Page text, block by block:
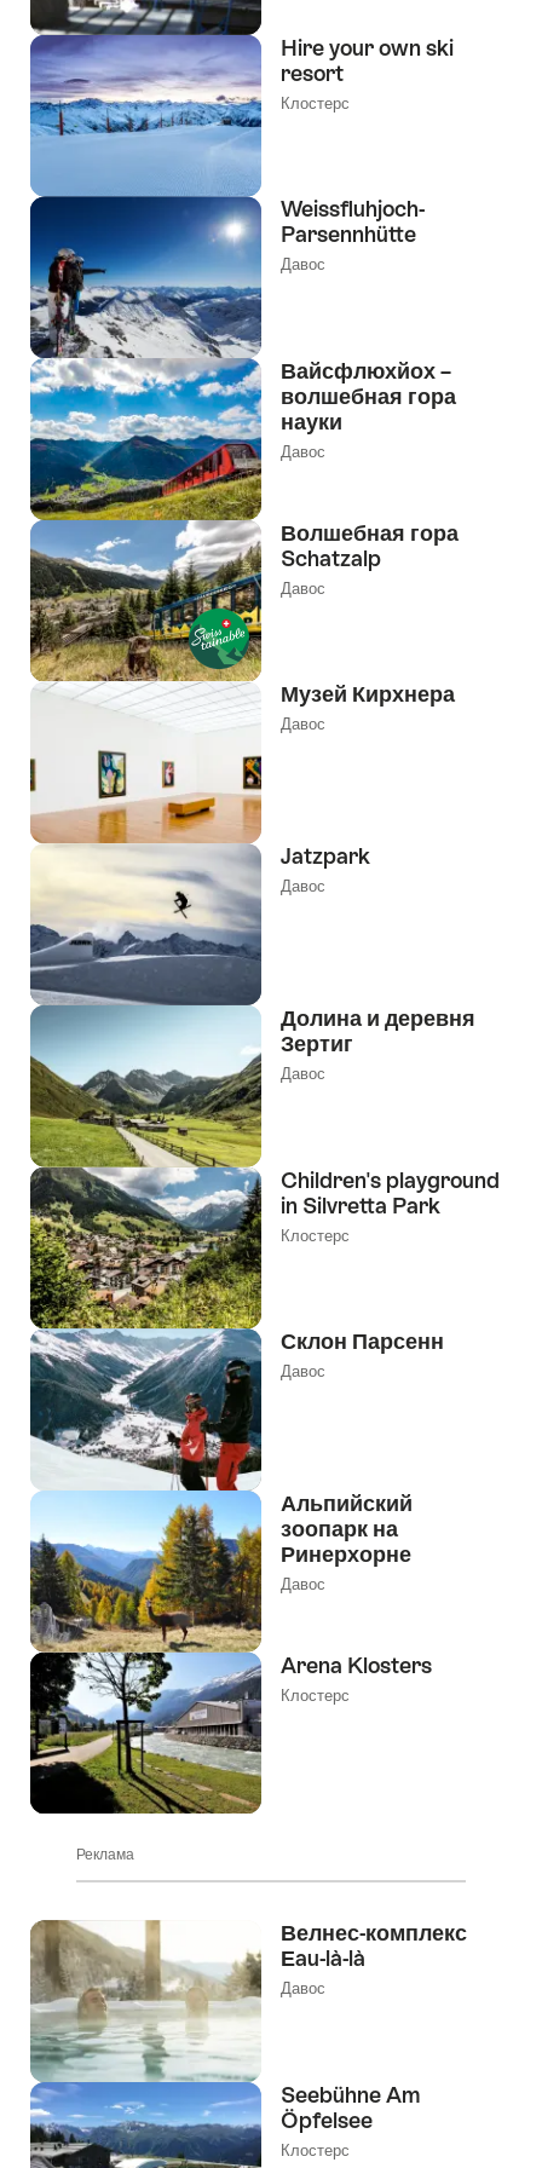
Hire your own ski
resort
Клостерс
Weissfluhjoch-
Parsennhütte
Давос
Вайсфлюхйох –
волшебная гора
науки
Давос
Волшебная гора
Schatzalp
Давос
Музей Кирхнера
Давос
Jatzpark
Давос
Долина и деревня
Зертиг
Давос
Children's playground
in Silvretta Park
Клостерс
Склон Парсенн
Давос
Альпийский
зоопарк на
Ринерхорне
Давос
Arena Klosters
Клостерс
Реклама
Велнес-комплекс
Еau-là-là
Давос
Seebühne Am
Öpfelsee
Клостерс